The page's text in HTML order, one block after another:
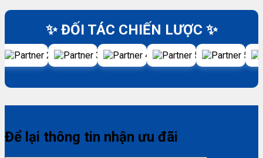
✨ ĐỐI TÁC CHIẾN LƯỢC ✨
Để lại thông tin nhận ưu đãi